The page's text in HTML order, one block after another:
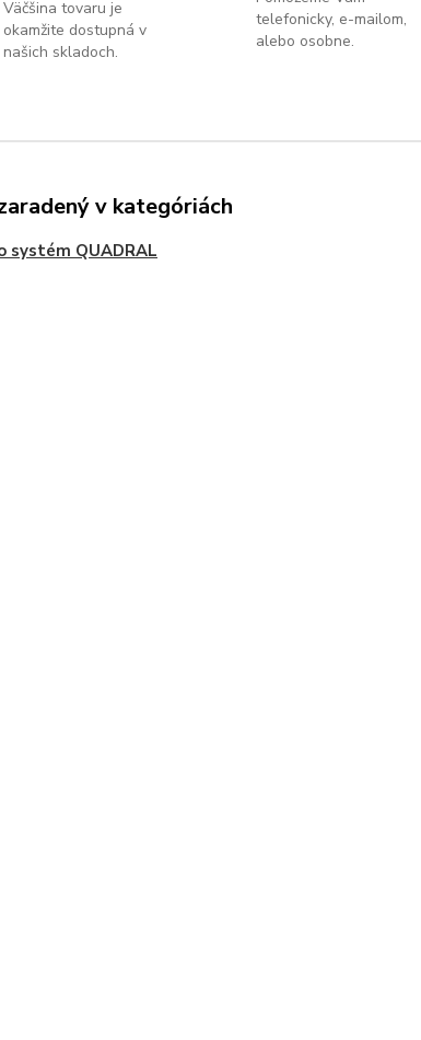
Väčšina tovaru je
okamžite dostupná v
našich skladoch.
telefonicky, e-mailom,
alebo osobne.
v kategóriách
systém QUADRAL